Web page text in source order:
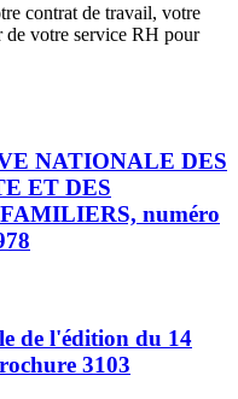
contrat de travail, votre
de votre service RH pour
NATIONALE DES
ET DES
numéro
de l'édition du 14
3103